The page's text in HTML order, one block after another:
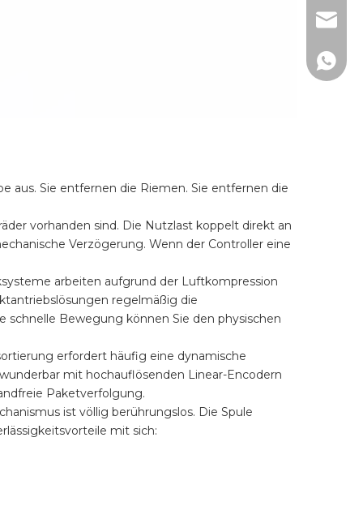
aus. Sie entfernen die Riemen. Sie entfernen die
vorhanden sind. Die Nutzlast koppelt direkt an
Verzögerung. Wenn der Controller eine
arbeiten aufgrund der Luftkompression
regelmäßig die
schnelle Bewegung können Sie den physischen
erfordert häufig eine dynamische
mit hochauflösenden Linear-Encodern
Paketverfolgung.
ist völlig berührungslos. Die Spule
mit sich: